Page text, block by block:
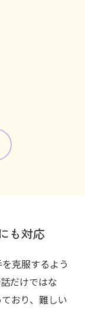
も対応
克服するよう
だけではな
おり、難しい